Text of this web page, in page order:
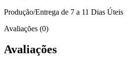
Produção/Entrega de 7 a 11 Dias Úteis
Avaliações (0)
Avaliações